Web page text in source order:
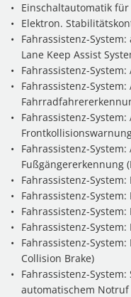
Einschaltautomatik
Elektron.
Fahrassistenz-
Lane Keep Assist
Fahrassistenz-
Fahrassistenz-
Fahrassistenz-
Frontkollisionswarnung
Fahrassistenz-
Fußgängererkennung
Fahrassistenz-
Fahrassistenz-
Fahrassistenz-
Fahrassistenz-System:
Fahrassistenz-
Collision Brake)
Fahrassistenz-
automatischem Notruf